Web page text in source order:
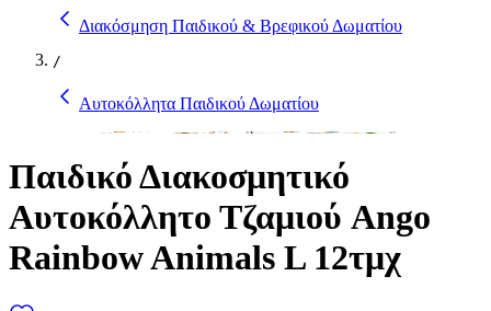
Διακόσμηση Παιδικού & Βρεφικού Δωματίου
/
Αυτοκόλλητα Παιδικού Δωματίου
Παιδικό Διακοσμητικό
Αυτοκόλλητο Τζαμιού Ango
Rainbow Animals L 12τμχ